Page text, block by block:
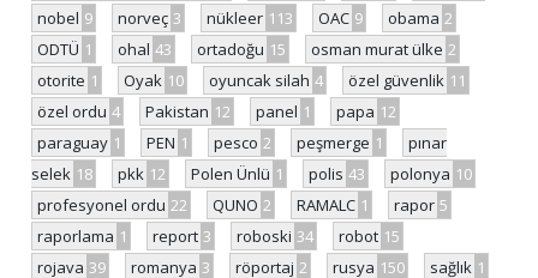
nobel 9 norveç 3 nükleer 113 OAC 9 obama 2
ODTÜ 1 ohal 43 ortadoğu 15 osman murat ülke 2
otorite 1 Oyak 10 oyuncak silah 4 özel güvenlik 11
özel ordu 4 Pakistan 12 panel 1 papa 12
paraguay 1 PEN 1 pesco 2 peşmerge 1
pınar
selek 18 pkk 12 Polen Ünlü 1 polis 43 polonya 10
profesyonel ordu 22 QUNO 2 RAMALC 1 rapor 5
raporlama 1 report 3 roboski 34 robot 15
rojava 39 romanya 3 röportaj 2 rusya 150 sağlık 1